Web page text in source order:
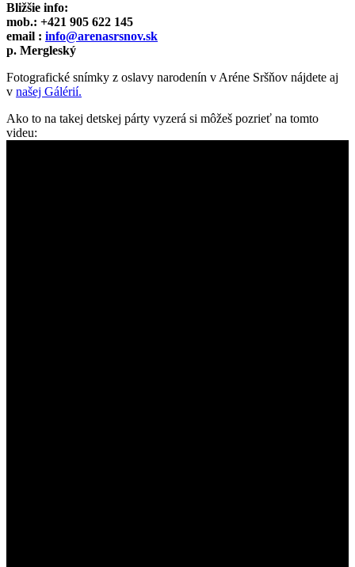
Bližšie info:
mob.: +421 905 622 145
email : info@arenasrsnov.sk
p. Mergleský
Fotografické snímky z oslavy narodenín v Aréne Sršňov nájdete aj
v našej Gálérií.
Ako to na takej detskej párty vyzerá si môžeš pozrieť na tomto
videu: